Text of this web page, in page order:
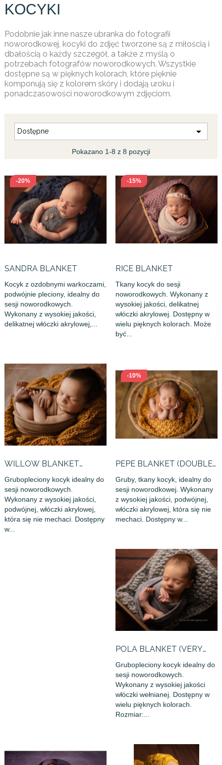
KOCYKI
Podobnie jak inne nasze ubranka do fotografii
noworodkowej, kocyki do zdjęć tworzone są z miłością i
dbałością o każdy szczegół, a także z myślą o
potrzebach fotografów noworodkowych. Wszystkie
dostępne są w pięknych kolorach, które pięknie
komponują się z kolorem skóry i dodają uroku i
ponadczasowości noworodkowym zdjęciom.
Dostępne 
Pokazano 1-8 z 8 pozycji
-20%
SANDRA BLANKET
Kocyk z ozdobnymi warkoczami,
podwójnie pleciony, idealny do
sesji noworodkowych.
Wykonany z wysokiej jakości,
delikatnej włóczki akrylowej,...
-15%
RICE BLANKET
Tkany kocyk do sesji
noworodkowych. Wykonany z
wysokiej jakości, delikatnej
włóczki akrylowej. Dostępny w
wielu pięknych kolorach. Może
być...
WILLOW BLANKET
(DOUBLE...
Grubopleciony kocyk idealny do
sesji noworodkowych.
Wykonany z wysokiej jakości,
podwójnej, włóczki akrylowej,
która się nie mechaci. Dostępny
w...
-10%
PEPE BLANKET (DOUBLE
KNITTED)
Gruby, tkany kocyk, idealny do
sesji noworodkowej. Wykonany
z wysokiej jakości, podwójnej,
włóczki akrylowej, która się nie
mechaci. Dostępny w...
POLA BLANKET (VERY
CHUNKY)
Grubopleciony kocyk idealny do
sesji noworodkowych.
Wykonany z wysokiej jakości
włóczki wełnianej. Dostępny w
wielu pięknych kolorach.
Rozmiar:...